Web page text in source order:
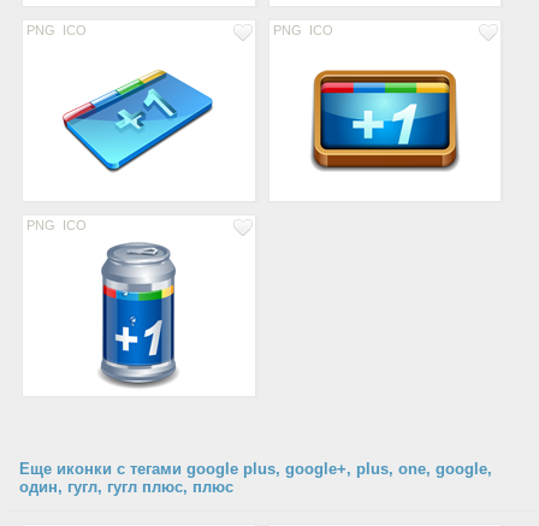
PNG ICO PNG ICO
PNG ICO
Еще иконки с тегами google plus, google+, plus, one, google,
один, гугл, гугл плюс, плюс